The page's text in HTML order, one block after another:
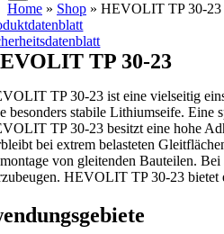
Home » Shop » HEVOLIT TP 30-23
TP 30-23
TP 30-23 ist eine vielseitig
besonders stabile Lithiumseife. Eine
TP 30-23 besitzt eine hohe
bei extrem belasteten
von gleitenden Bauteilen.
HEVOLIT TP 30-23 bietet